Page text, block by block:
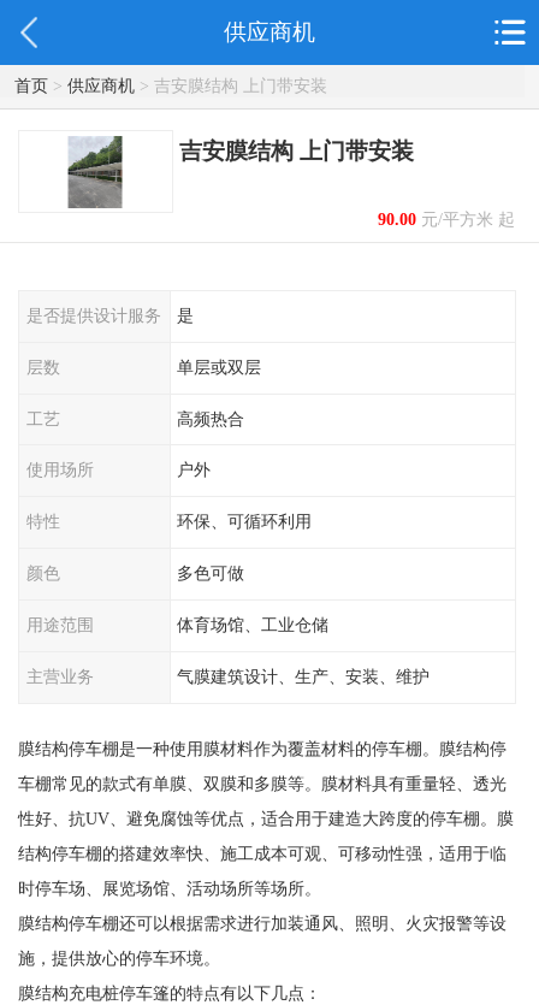
供应商机
首页> 供应商机> 吉安膜结构 上门带安装
吉安膜结构 上门带安装
90.00元/平方米 起
是否提供设计服务 是
层数 单层或双层
工艺 高频热合
使用场所 户外
特性 环保、可循环利用
颜色 多色可做
用途范围 体育场馆、工业仓储
主营业务 气膜建筑设计、生产、安装、维护
膜结构停车棚是一种使用膜材料作为覆盖材料的停车棚。膜结构停
车棚常见的款式有单膜、双膜和多膜等。膜材料具有重量轻、透光
性好、抗UV、避免腐蚀等优点，适合用于建造大跨度的停车棚。膜
结构停车棚的搭建效率快、施工成本可观、可移动性强，适用于临
时停车场、展览场馆、活动场所等场所。
膜结构停车棚还可以根据需求进行加装通风、照明、火灾报警等设
施，提供放心的停车环境。
膜结构充电桩停车篷的特点有以下几点：